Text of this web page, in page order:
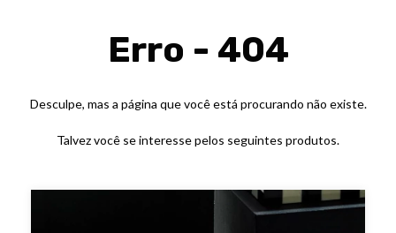
Erro - 404
Desculpe, mas a página que você está procurando não existe.
Talvez você se interesse pelos seguintes produtos.